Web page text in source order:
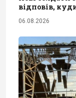
відповів,
06.08.2026